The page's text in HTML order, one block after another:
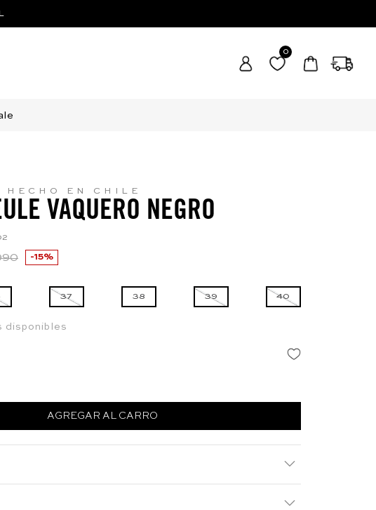
0
HECHO EN CHILE
VAQUERO NEGRO
15%
37 38 39 40
disponibles
AGREGAR AL CARRO